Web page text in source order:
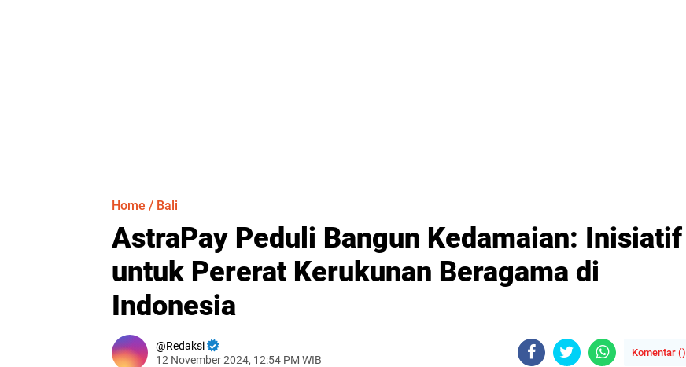
Home / Bali
AstraPay Peduli Bangun Kedamaian: Inisiatif
untuk Pererat Kerukunan Beragama di
Indonesia
Redaksi
12 November 2024, 12:54 PM WIB
Komentar ()